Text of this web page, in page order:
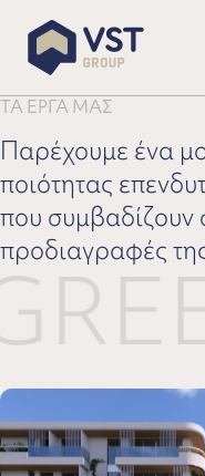
ΤΑ ΕΡΓΑ ΜΑΣ
Παρέχουμε ένα
ποιότητας
που συμβαδίζουν
προδιαγραφές